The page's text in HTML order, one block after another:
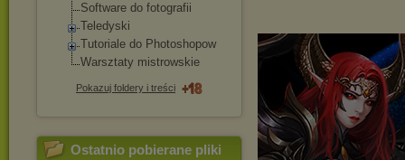
Software do fotografii
Teledyski
Tutoriale do Photoshopow
Warsztaty mistrowskie
Pokazuj foldery i treści
Ostatnio pobierane pliki